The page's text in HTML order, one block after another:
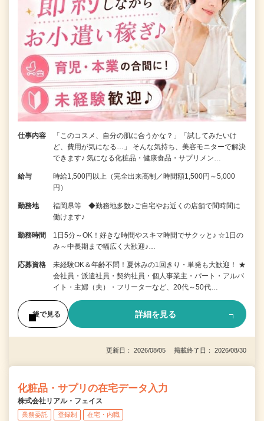
仕事内容
「このコスメ、自分の肌に合うかな？」「試してみたいけ
ど、費用が気になる…」 そんな気持ち、美容モニターで解決
できます♪ 気になる化粧品・健康食品・サプリメン…
給与
時給1,500円以上（完全出来高制／時間額1,500円～5,000
円）
勤務地
福岡県等 ◆勤務地多数♪ご自宅やお近くの店舗で間時間に
働けます♪
勤務時間
1日5分～OK！好きな時間やスキマ時間でサクッと♪ ☆1日の
み～中長期まで幅広く大歓迎♪…
応募資格
未経験OK＆年齢不問！夏休みの1回きり・単発も大歓迎！ ★
会社員・派遣社員・契約社員・個人事業主・パート・アルバ
イト・主婦（夫）・フリーターなど、20代～50代…
後で見る 詳細を見る
更新日： 2026/08/05 掲載終了日： 2026/08/30
化粧品・サプリの在宅データ入力
株式会社リアル・フェイス
業務委託 登録制 在宅・内職